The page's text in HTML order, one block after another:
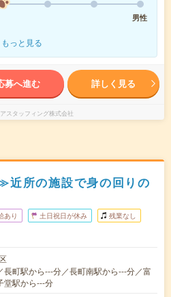
男性
もっと見る
募へ進む 詳しく見る
スタッフィング株式会社
所の施設で身の回りの
あり 土日祝日が休み 残業なし
長町駅から---分／長町南駅から---分／富
堂駅から---分